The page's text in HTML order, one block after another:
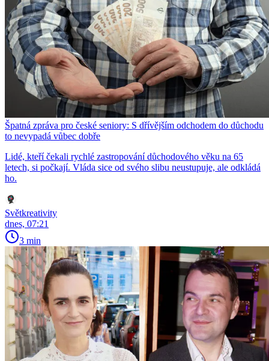
Špatná zpráva pro české seniory: S dřívějším odchodem do důchodu
to nevypadá vůbec dobře
Lidé, kteří čekali rychlé zastropování důchodového věku na 65
letech, si počkají. Vláda sice od svého slibu neustupuje, ale odkládá
ho.
Světkreativity
dnes, 07:21
3 min